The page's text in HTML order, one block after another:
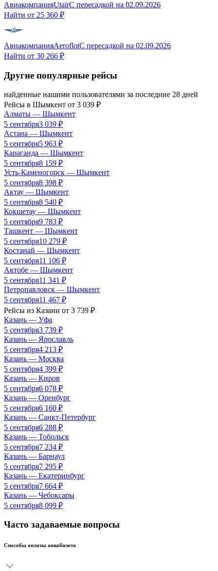
АвиакомпанияUtairС пересадкой на 02.09.2026
Найти от 25 360 ₽
АвиакомпанияAeroflotС пересадкой на 02.09.2026
Найти от 30 266 ₽
Другие популярные рейсы
найденные нашими пользователями за последние 28 дней
Рейсы в Шымкент от 3 039 ₽
Алматы — Шымкент
5 сентября3 039 ₽
Астана — Шымкент
5 сентября5 963 ₽
Караганда — Шымкент
5 сентября8 159 ₽
Усть-Каменогорск — Шымкент
5 сентября8 398 ₽
Актау — Шымкент
5 сентября8 540 ₽
Кокшетау — Шымкент
5 сентября9 783 ₽
Ташкент — Шымкент
5 сентября10 279 ₽
Костанай — Шымкент
5 сентября11 106 ₽
Актобе — Шымкент
5 сентября11 341 ₽
Петропавловск — Шымкент
5 сентября11 467 ₽
Рейсы из Казани от 3 739 ₽
Казань — Уфа
5 сентября3 739 ₽
Казань — Ярославль
5 сентября4 213 ₽
Казань — Москва
5 сентября4 399 ₽
Казань — Киров
5 сентября6 078 ₽
Казань — Оренбург
5 сентября6 160 ₽
Казань — Санкт-Петербург
5 сентября6 288 ₽
Казань — Тобольск
5 сентября7 234 ₽
Казань — Барнаул
5 сентября7 295 ₽
Казань — Екатеринбург
5 сентября7 664 ₽
Казань — Чебоксары
5 сентября8 099 ₽
Часто задаваемые вопросы
Способы оплаты авиабилета